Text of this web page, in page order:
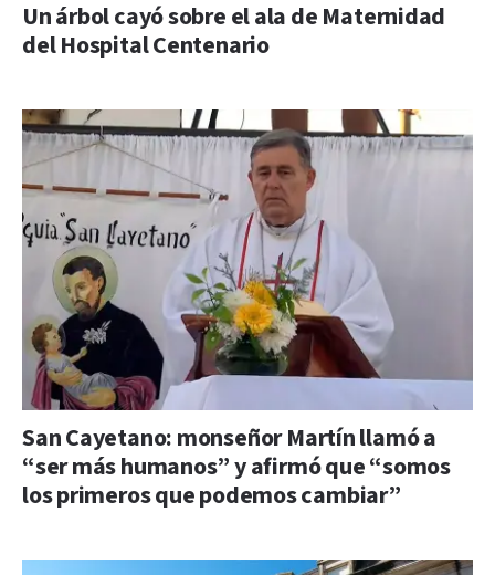
Un árbol cayó sobre el ala de Maternidad
del Hospital Centenario
San Cayetano: monseñor Martín llamó a
“ser más humanos” y afirmó que “somos
los primeros que podemos cambiar”